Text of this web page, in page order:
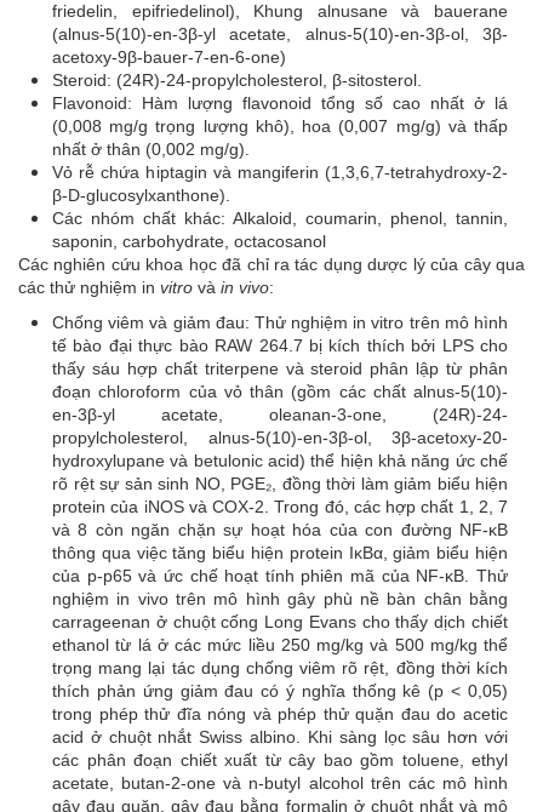
friedelin, epifriedelinol), Khung alnusane và bauerane
(alnus-5(10)-en-3β-yl acetate, alnus-5(10)-en-3β-ol, 3β-
acetoxy-9β-bauer-7-en-6-one)
Steroid: (24R)-24-propylcholesterol, β-sitosterol.
Flavonoid: Hàm lượng flavonoid tổng số cao nhất ở lá
(0,008 mg/g trọng lượng khô), hoa (0,007 mg/g) và thấp
nhất ở thân (0,002 mg/g).
Vỏ rễ chứa hiptagin và mangiferin (1,3,6,7-tetrahydroxy-2-
β-D-glucosylxanthone).
Các nhóm chất khác: Alkaloid, coumarin, phenol, tannin,
saponin, carbohydrate, octacosanol
Các nghiên cứu khoa học đã chỉ ra tác dụng dược lý của cây qua
các thử nghiệm in vitro và in vivo:
Chống viêm và giảm đau: Thử nghiệm in vitro trên mô hình
tế bào đại thực bào RAW 264.7 bị kích thích bởi LPS cho
thấy sáu hợp chất triterpene và steroid phân lập từ phân
đoạn chloroform của vỏ thân (gồm các chất alnus-5(10)-
en-3β-yl acetate, oleanan-3-one, (24R)-24-
propylcholesterol, alnus-5(10)-en-3β-ol, 3β-acetoxy-20-
hydroxylupane và betulonic acid) thể hiện khả năng ức chế
rõ rệt sự sản sinh NO, PGE₂, đồng thời làm giảm biểu hiện
protein của iNOS và COX-2. Trong đó, các hợp chất 1, 2, 7
và 8 còn ngăn chặn sự hoạt hóa của con đường NF-κB
thông qua việc tăng biểu hiện protein IκBα, giảm biểu hiện
của p-p65 và ức chế hoạt tính phiên mã của NF-κB. Thử
nghiệm in vivo trên mô hình gây phù nề bàn chân bằng
carrageenan ở chuột cống Long Evans cho thấy dịch chiết
ethanol từ lá ở các mức liều 250 mg/kg và 500 mg/kg thể
trọng mang lại tác dụng chống viêm rõ rệt, đồng thời kích
thích phản ứng giảm đau có ý nghĩa thống kê (p < 0,05)
trong phép thử đĩa nóng và phép thử quặn đau do acetic
acid ở chuột nhắt Swiss albino. Khi sàng lọc sâu hơn với
các phân đoạn chiết xuất từ cây bao gồm toluene, ethyl
acetate, butan-2-one và n-butyl alcohol trên các mô hình
gây đau quặn, gây đau bằng formalin ở chuột nhắt và mô